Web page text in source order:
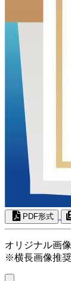
PDF形式
オリジナル画
※横長画像推奨